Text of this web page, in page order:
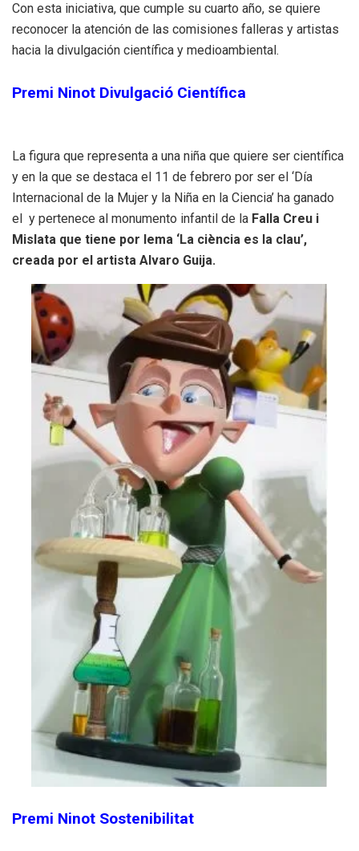
Con esta iniciativa, que cumple su cuarto año, se quiere
reconocer la atención de las comisiones falleras y artistas
hacia la divulgación científica y medioambiental.
Premi Ninot Divulgació Científica
La figura que representa a una niña que quiere ser científica
y en la que se destaca el 11 de febrero por ser el ‘Día
Internacional de la Mujer y la Niña en la Ciencia’ ha ganado
el y pertenece al monumento infantil de la Falla Creu i
Mislata que tiene por lema ‘La ciència es la clau’,
creada por el artista Alvaro Guija.
Premi Ninot Sostenibilitat